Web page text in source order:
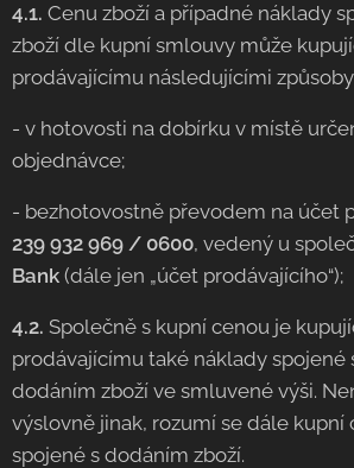
4.1. Cenu zboží a případné náklady
zboží dle kupní smlouvy může
prodávajícímu následujícími
- v hotovosti na dobírku v místě
objednávce;
- bezhotovostně převodem na účet
239 932 969 / 0600, vedený u
Bank (dále jen „účet prodávajícího“);
4.2. Společně s kupní cenou je
prodávajícímu také náklady spojené
dodáním zboží ve smluvené výši.
výslovně jinak, rozumí se dále kupní
spojené s dodáním zboží.